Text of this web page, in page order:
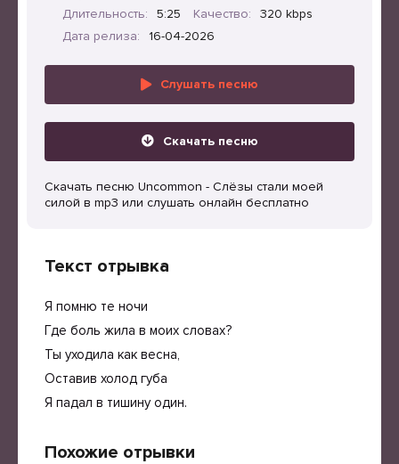
Длительность:
5:25 Качество:
320 kbps
Дата релиза:
16-04-2026
Слушать песню
Скачать песню
Скачать песню Uncommon - Слёзы стали моей
силой в mp3 или слушать онлайн бесплатно
Текст отрывка
Я помню те ночи
Где боль жила в моих словах?
Ты уходила как весна,
Оставив холод губа
Я падал в тишину один.
Похожие отрывки